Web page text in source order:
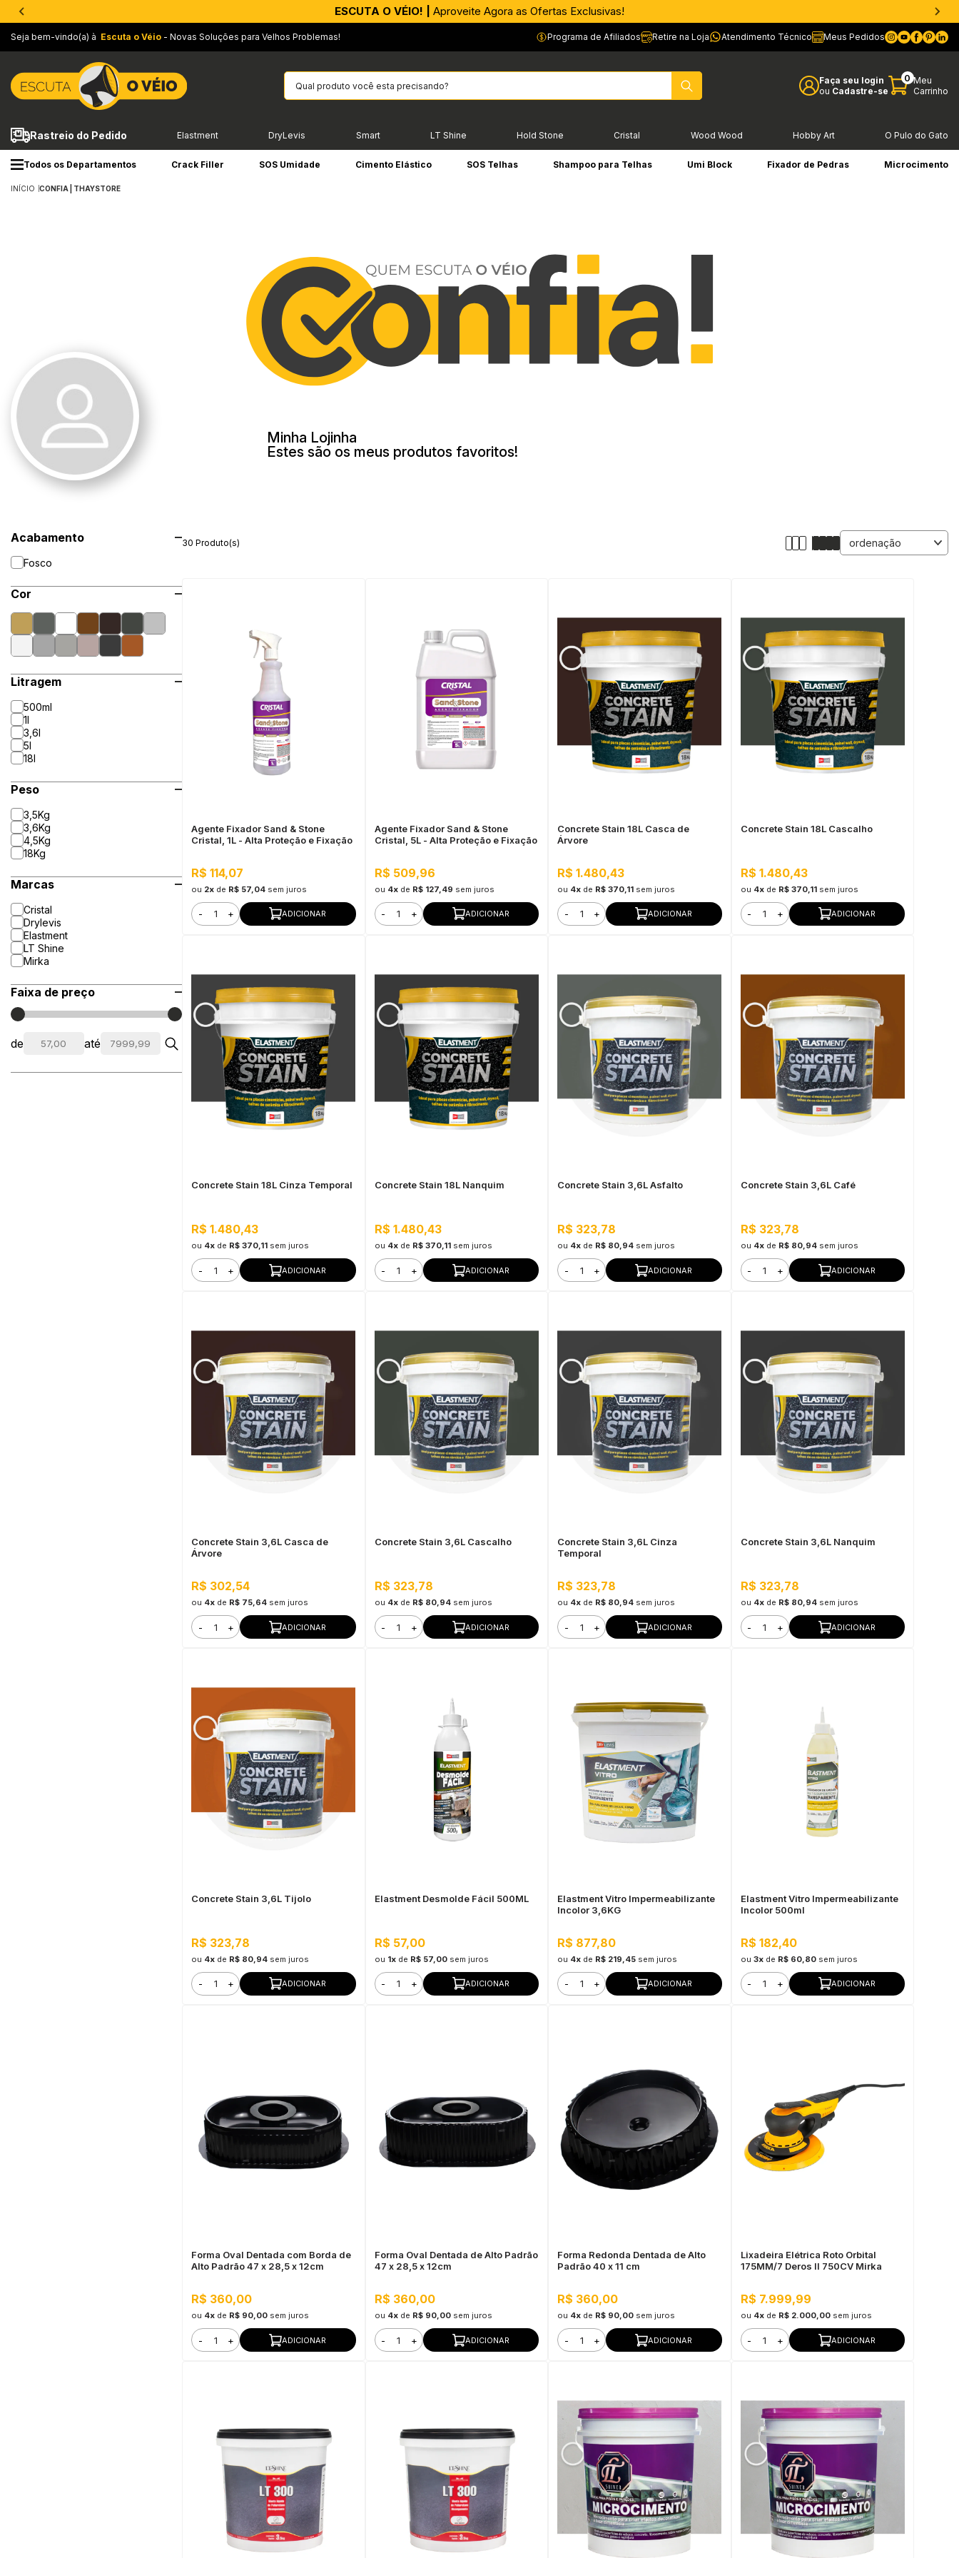
APROVEITE AGORA |PIX parcelado em até 4x sem Juros!*
Seja bem-vindo(a) à Escuta o Véio - Novas Soluções para Velhos Problemas! Programa de Afiliados Retire na Loja Atendimento Técnico Meus Pedidos
Faça seu login
ou Cadastre-se
0 Meu
Carrinho
Rastreio do Pedido Elastment DryLevis Smart LT Shine Hold Stone Cristal Wood Wood Hobby Art O Pulo do Gato
Todos os Departamentos Crack Filler SOS Umidade Cimento Elástico SOS Telhas Shampoo para Telhas Umi Block Fixador de Pedras Microcimento
INÍCIO CONFIA | THAYSTORE
Minha Lojinha
Estes são os meus produtos favoritos!
Acabamento
Fosco
Cor
Litragem
500ml
1l
3,6l
5l
18l
Peso
3,5Kg
3,6Kg
4,5Kg
18Kg
Marcas
Cristal
Drylevis
Elastment
LT Shine
Mirka
Faixa de preço
de até
30 Produto(s)
Agente Fixador Sand & Stone
Cristal, 1L - Alta Proteção e Fixação
R$ 114,07
ou 2x de R$ 57,04 sem juros
- + ADICIONAR
Agente Fixador Sand & Stone
Cristal, 5L - Alta Proteção e Fixação
R$ 509,96
ou 4xde R$ 127,49 sem juros
- + ADICIONAR
Concrete Stain 18L Casca de
Árvore
R$ 1.480,43
ou 4x de R$ 370,11 sem juros
- + ADICIONAR
Concrete Stain 18L Cascalho
R$ 1.480,43
ou 4xde R$ 370,11 sem juros
- + ADICIONAR
Concrete Stain 18L Cinza Temporal
R$ 1.480,43
ou 4x de R$ 370,11 sem juros
- + ADICIONAR
Concrete Stain 18L Nanquim
R$ 1.480,43
ou 4xde R$ 370,11 sem juros
- + ADICIONAR
Concrete Stain 3,6L Asfalto
R$ 323,78
ou 4x de R$ 80,94 sem juros
- + ADICIONAR
Concrete Stain 3,6L Café
R$ 323,78
ou 4xde R$ 80,94 sem juros
- + ADICIONAR
Concrete Stain 3,6L Casca de
Árvore
R$ 302,54
ou 4x de R$ 75,64 sem juros
- + ADICIONAR
Concrete Stain 3,6L Cascalho
R$ 323,78
ou 4xde R$ 80,94 sem juros
- + ADICIONAR
Concrete Stain 3,6L Cinza
Temporal
R$ 323,78
ou 4x de R$ 80,94 sem juros
- + ADICIONAR
Concrete Stain 3,6L Nanquim
R$ 323,78
ou 4xde R$ 80,94 sem juros
- + ADICIONAR
Concrete Stain 3,6L Tijolo
R$ 323,78
ou 4x de R$ 80,94 sem juros
- + ADICIONAR
Elastment Desmolde Fácil 500ML
R$ 57,00
ou 1xde R$ 57,00 sem juros
- + ADICIONAR
Elastment Vitro Impermeabilizante
Incolor 3,6KG
R$ 877,80
ou 4x de R$ 219,45 sem juros
- + ADICIONAR
Elastment Vitro Impermeabilizante
Incolor 500ml
R$ 182,40
ou 3xde R$ 60,80 sem juros
- + ADICIONAR
Forma Oval Dentada com Borda de
Alto Padrão 47 x 28,5 x 12cm
R$ 360,00
ou 4x de R$ 90,00 sem juros
- + ADICIONAR
Forma Oval Dentada de Alto Padrão
47 x 28,5 x 12cm
R$ 360,00
ou 4xde R$ 90,00 sem juros
- + ADICIONAR
Forma Redonda Dentada de Alto
Padrão 40 x 11 cm
R$ 360,00
ou 4x de R$ 90,00 sem juros
- + ADICIONAR
Lixadeira Elétrica Roto Orbital
175MM/7 Deros II 750CV Mirka
R$ 7.999,99
ou 4xde R$ 2.000,00 sem juros
- + ADICIONAR